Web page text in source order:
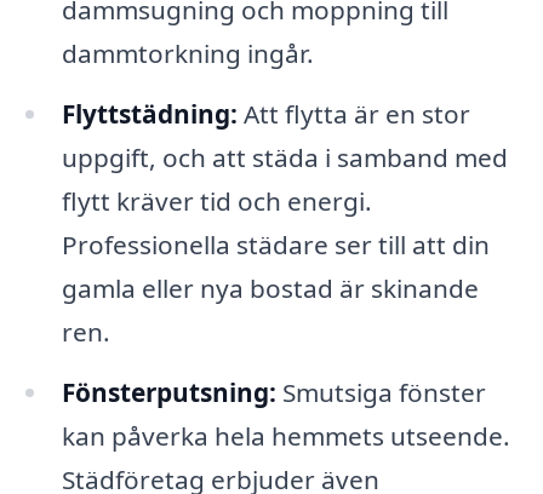
dammsugning och moppning till
dammtorkning ingår.
Flyttstädning: Att flytta är en stor
uppgift, och att städa i samband med
flytt kräver tid och energi.
Professionella städare ser till att din
gamla eller nya bostad är skinande
ren.
Fönsterputsning: Smutsiga fönster
kan påverka hela hemmets utseende.
Städföretag erbjuder även